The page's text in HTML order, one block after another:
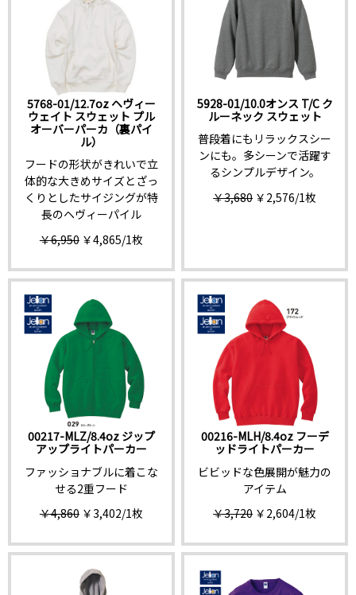
5768-01/12.7oz ヘヴィー
ウェイト スウェット プル
オーバーパーカ（裏パイ
ル）
フードの形状がきれいで立
体的な大きめサイズとざっ
くりとしたサイジングが特
長のヘヴィーパイル
￥6,950 ￥4,865/1枚
5928-01/10.0オンス T/C ク
ルーネック スウェット
普段着にもリラックスシー
ンにも。多シーンで活躍す
るシンプルデザイン。
￥3,680 ￥2,576/1枚
00217-MLZ/8.4oz ジップ
アップライトパーカー
ファッショナブルに着こな
せる2重フード
￥4,860 ￥3,402/1枚
00216-MLH/8.4oz フーデ
ッドライトパーカー
ビビッドな色展開が魅力の
アイテム
￥3,720 ￥2,604/1枚